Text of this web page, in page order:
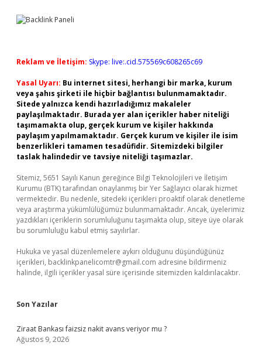
Sidebar
Reklam ve İletişim: Skype: live:.cid.575569c608265c69
Yasal Uyarı: Bu internet sitesi, herhangi bir marka, kurum
veya şahıs şirketi ile hiçbir bağlantısı bulunmamaktadır.
Sitede yalnızca kendi hazırladığımız makaleler
paylaşılmaktadır. Burada yer alan içerikler haber niteliği
taşımamakta olup, gerçek kurum ve kişiler hakkında
paylaşım yapılmamaktadır. Gerçek kurum ve kişiler ile isim
benzerlikleri tamamen tesadüfidir. Sitemizdeki bilgiler
taslak halindedir ve tavsiye niteliği taşımazlar.
Sitemiz, 5651 Sayılı Kanun gereğince Bilgi Teknolojileri ve İletişim
Kurumu (BTK) tarafından onaylanmış bir Yer Sağlayıcı olarak hizmet
vermektedir. Bu nedenle, sitedeki içerikleri proaktif olarak denetleme
veya araştırma yükümlülüğümüz bulunmamaktadır. Ancak, üyelerimiz
yazdıkları içeriklerin sorumluluğunu taşımakta olup, siteye üye olarak
bu sorumluluğu kabul etmiş sayılırlar.
Hukuka ve yasal düzenlemelere aykırı olduğunu düşündüğünüz
içerikleri, backlinkpanelicomtr@gmail.com adresine bildirmeniz
halinde, ilgili içerikler yasal süre içerisinde sitemizden kaldırılacaktır.
Son Yazılar
Ziraat Bankası faizsiz nakit avans veriyor mu ?
Ağustos 9, 2026